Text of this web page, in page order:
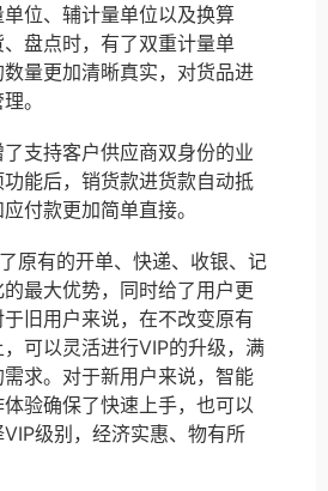
位、辅计量单位以及换算
盘点时，有了双重计量单
量更加清晰真实，对货品进
。
支持客户供应商双身份的业
能后，销货款进货款自动抵
付款更加简单直接。
原有的开单、快递、收银、记
最大优势，同时给了用户更
旧用户来说，在不改变原有
可以灵活进行VIP的升级，满
求。对于新用户来说，智能
验确保了快速上手，也可以
级别，经济实惠、物有所